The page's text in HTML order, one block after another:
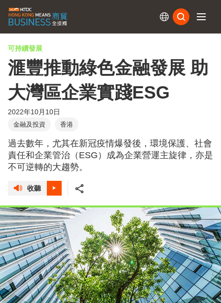
可持續發展
滙豐推動綠色金融發展 助
大灣區企業實踐ESG
2022年10月10日
金融及投資 香港
過去數年，尤其在新冠疫情爆發後，環境保護、社會
責任和企業管治（ESG）成為企業營運主旋律，亦是
不可逆轉的大趨勢。
收聽